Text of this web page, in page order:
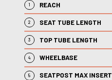
1 REACH
2 SEAT TUBE LENGTH
3 TOP TUBE LENGTH
4 WHEELBASE
5 SEATPOST MAX INSERT